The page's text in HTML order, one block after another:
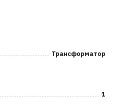
Трансформатор
1